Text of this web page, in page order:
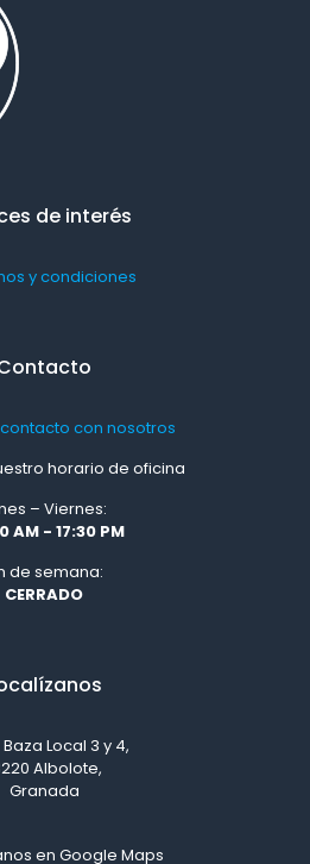
de interés
y condiciones
con nosotros
horario de oficina
– Viernes:
AM - 17:30 PM
de semana:
CERRADO
Local 3 y 4,
Albolote,
Granada
en Google Maps